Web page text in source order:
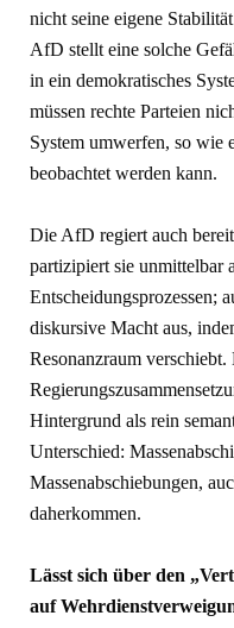
nicht seine eigene
AfD stellt eine solche
in ein demokratisches
müssen rechte Parteien
System umwerfen, so wie
beobachtet werden kann.
Die AfD regiert auch
partizipiert sie unmittelbar
Entscheidungsprozessen;
diskursive Macht aus,
Resonanzraum
Hintergrund als rein
Unterschied:
Massenabschiebungen,
daherkommen.
Lässt sich über den
auf